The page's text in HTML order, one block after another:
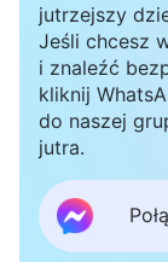
by łatwo
na czas i się
te problemy,
podejściem
poczułem
się przez
jutrzejszy
Jeśli chcesz
i znaleźć
kliknij
do naszej
jutra.